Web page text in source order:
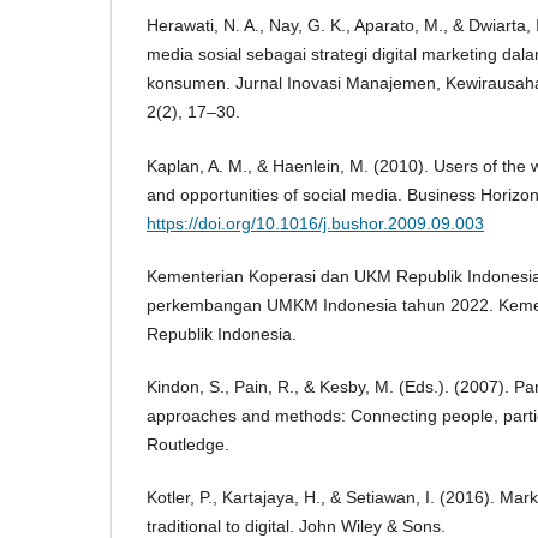
Herawati, N. A., Nay, G. K., Aparato, M., &
media sosial sebagai strategi digital marketing
konsumen. Jurnal Inovasi Manajemen,
2(2), 17–30.
Kaplan, A. M., & Haenlein, M. (2010). Users of the
and opportunities of social media. Business
https://doi.org/10.1016/j.bushor.2009.09.003
Kementerian Koperasi dan UKM Republik
perkembangan UMKM Indonesia tahun 2022.
Republik Indonesia.
Kindon, S., Pain, R., & Kesby, M. (Eds.). (2007).
approaches and methods: Connecting people,
Routledge.
Kotler, P., Kartajaya, H., & Setiawan, I. (2016).
traditional to digital. John Wiley & Sons.